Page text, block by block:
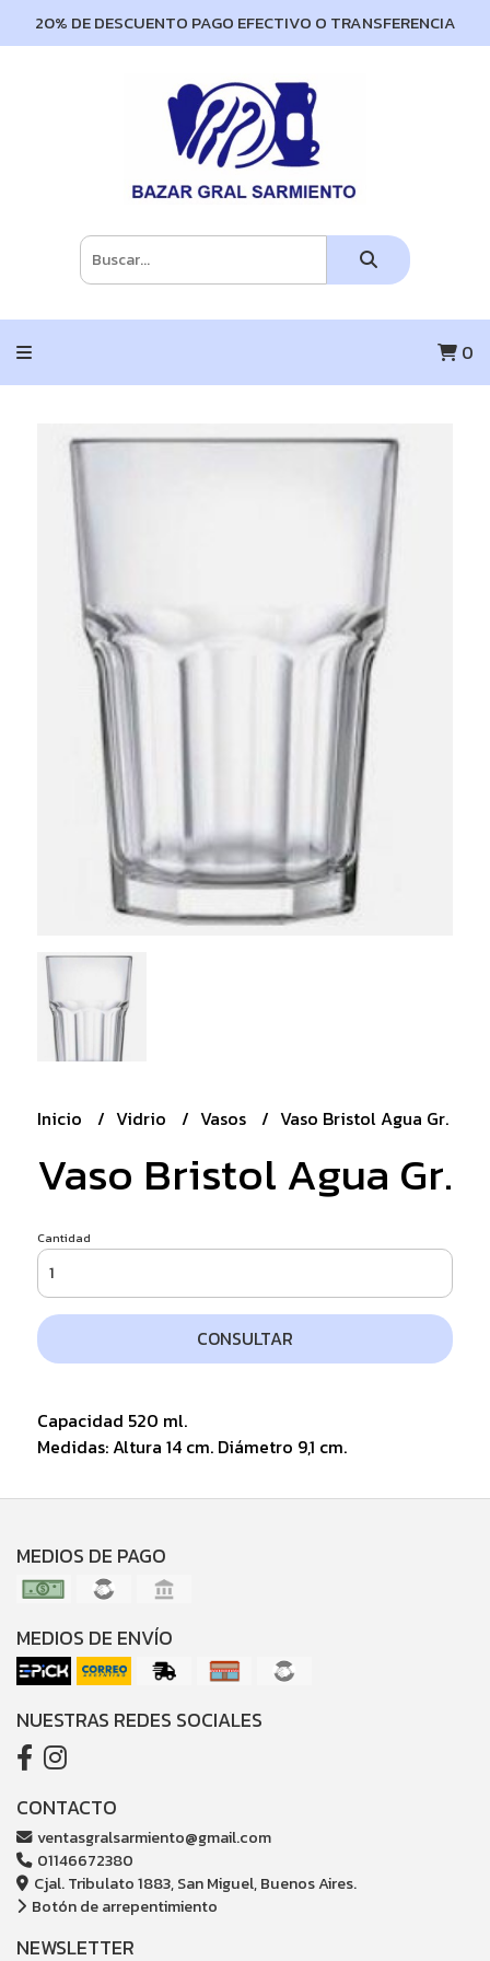
20% DE DESCUENTO PAGO EFECTIVO O TRANSFERENCIA
0
Inicio Vidrio Vasos Vaso Bristol Agua Gr.
Vaso Bristol Agua Gr.
Cantidad
CONSULTAR
Capacidad 520 ml.
Medidas: Altura 14 cm. Diámetro 9,1 cm.
MEDIOS DE PAGO
MEDIOS DE ENVÍO
NUESTRAS REDES SOCIALES
CONTACTO
ventasgralsarmiento@gmail.com
01146672380
Cjal. Tribulato 1883, San Miguel, Buenos Aires.
Botón de arrepentimiento
NEWSLETTER